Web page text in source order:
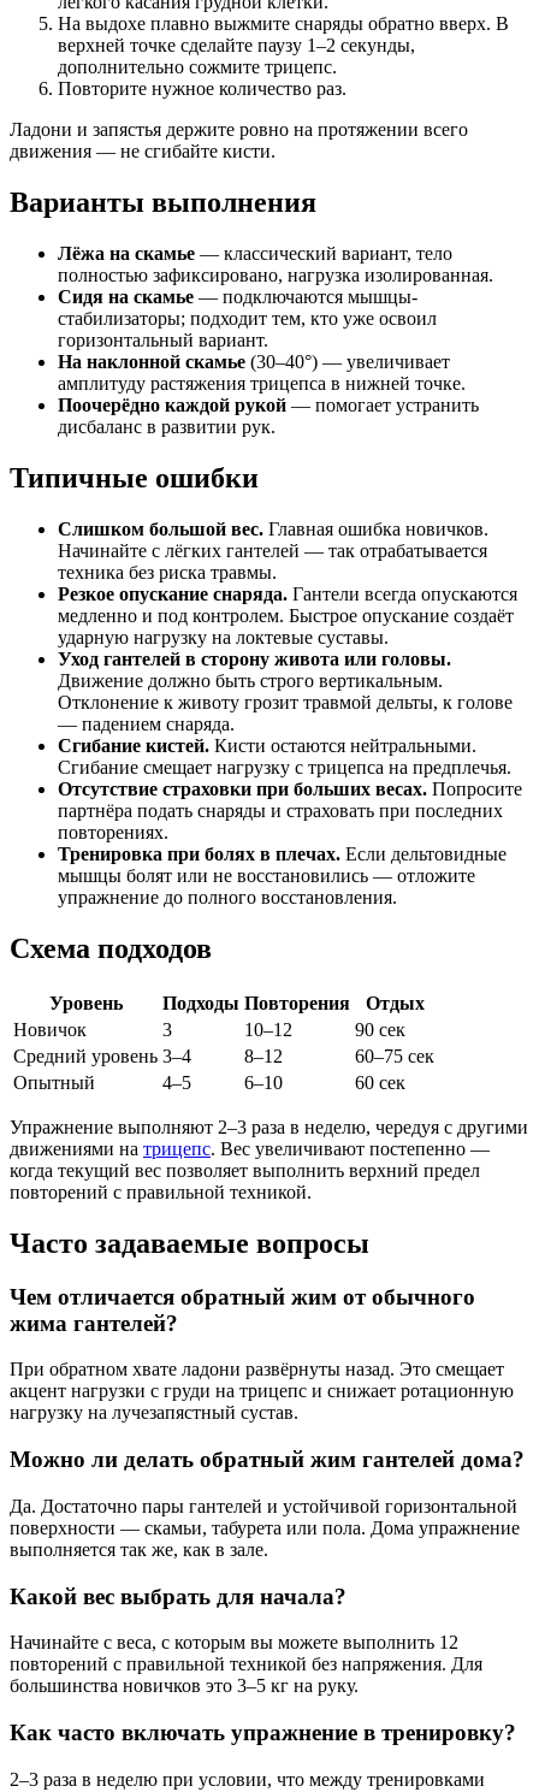
На выдохе плавно выжмите снаряды обратно вверх. В
верхней точке сделайте паузу 1–2 секунды,
дополнительно сожмите трицепс.
Повторите нужное количество раз.
Ладони и запястья держите ровно на протяжении всего
движения — не сгибайте кисти.
Варианты выполнения
Лёжа на скамье — классический вариант, тело
полностью зафиксировано, нагрузка изолированная.
Сидя на скамье — подключаются мышцы-
стабилизаторы; подходит тем, кто уже освоил
горизонтальный вариант.
На наклонной скамье (30–40°) — увеличивает
амплитуду растяжения трицепса в нижней точке.
Поочерёдно каждой рукой — помогает устранить
дисбаланс в развитии рук.
Типичные ошибки
Слишком большой вес. Главная ошибка новичков.
Начинайте с лёгких гантелей — так отрабатывается
техника без риска травмы.
Резкое опускание снаряда. Гантели всегда опускаются
медленно и под контролем. Быстрое опускание создаёт
ударную нагрузку на локтевые суставы.
Уход гантелей в сторону живота или головы.
Движение должно быть строго вертикальным.
Отклонение к животу грозит травмой дельты, к голове
— падением снаряда.
Сгибание кистей. Кисти остаются нейтральными.
Сгибание смещает нагрузку с трицепса на предплечья.
Отсутствие страховки при больших весах. Попросите
партнёра подать снаряды и страховать при последних
повторениях.
Тренировка при болях в плечах. Если дельтовидные
мышцы болят или не восстановились — отложите
упражнение до полного восстановления.
Схема подходов
Уровень Подходы Повторения
Отдых
Новичок
3 10–12
90 сек
Средний уровень 3–4 8–12
60–75 сек
Опытный
4–5 6–10 60 сек
Упражнение выполняют 2–3 раза в неделю, чередуя с другими
движениями на трицепс. Вес увеличивают постепенно —
когда текущий вес позволяет выполнить верхний предел
повторений с правильной техникой.
Часто задаваемые вопросы
Чем отличается обратный жим от обычного
жима гантелей?
При обратном хвате ладони развёрнуты назад. Это смещает
акцент нагрузки с груди на трицепс и снижает ротационную
нагрузку на лучезапястный сустав.
Можно ли делать обратный жим гантелей дома?
Да. Достаточно пары гантелей и устойчивой горизонтальной
поверхности — скамьи, табурета или пола. Дома упражнение
выполняется так же, как в зале.
Какой вес выбрать для начала?
Начинайте с веса, с которым вы можете выполнить 12
повторений с правильной техникой без напряжения. Для
большинства новичков это 3–5 кг на руку.
Как часто включать упражнение в тренировку?
2–3 раза в неделю при условии, что между тренировками